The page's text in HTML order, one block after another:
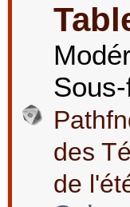
des
de